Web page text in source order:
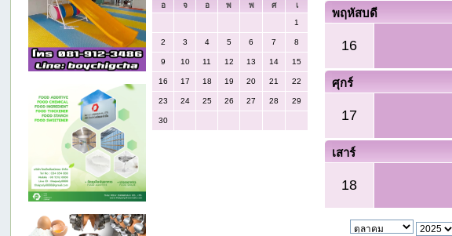
อ จ อ พ พ ศ
เ
1
2 3 4 5 6 7 8
9 10 11 12 13 14 15
16 17 18 19 20 21 22
23 24 25 26 27 28 29
30
พฤหัสบดี
16
ศุกร์
17
เสาร์
18